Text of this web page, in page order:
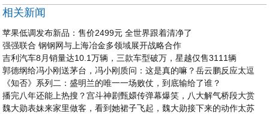
相关新闻
苹果低调发布新品：售价2499元 全世界跟着清净了
强强联合 钢钢网与上海冶金多领域展开战略合作
吉利汽车8月销量达10.1万辆，三款车型破万，星越仅售3111辆
郭德纲给冯小刚送茅台，冯小刚质问：这是真的嘛？岳云鹏反应太逗
《知否》系列二：盛明兰的唯一一场败仗，到底输给了谁？
播完八年还能上热搜？宫斗神剧甄嬛传弹幕爆笑，八大解气桥段大赏
魏大勋表妹来家里做客，看到她裙子飞起，魏大勋接下来的动作太苏